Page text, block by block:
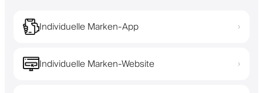
Individuelle Marken-App ›
Individuelle Marken-Website ›